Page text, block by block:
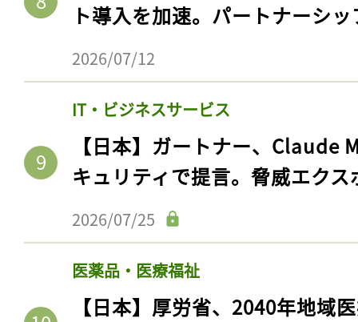
ト導入を加速。パートナーシ
2026/07/12
IT・ビジネスサービス
【日本】ガートナー、Claude
キュリティで提言。脅威エク
2026/07/25
医薬品・医療福祉
【日本】厚労省、2040年地域